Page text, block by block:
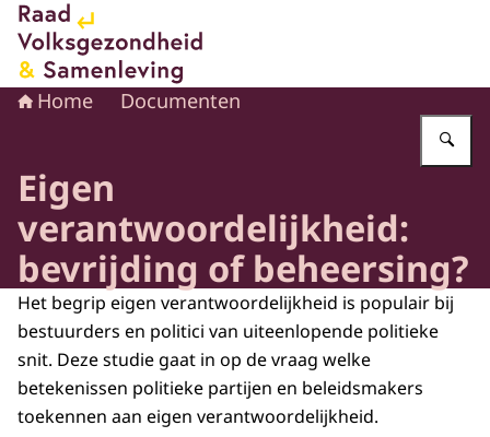
Naar de homepage van Raad voor Volksgezondheid en
Home Documenten
Eigen
verantwoordelijkheid:
bevrijding of beheersing?
Het begrip eigen verantwoordelijkheid is populair bij
bestuurders en politici van uiteenlopende politieke
snit. Deze studie gaat in op de vraag welke
betekenissen politieke partijen en beleidsmakers
toekennen aan eigen verantwoordelijkheid.